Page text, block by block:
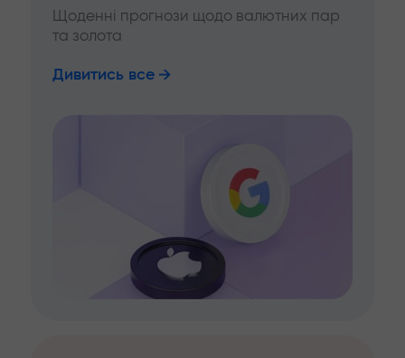
Щоденні прогнози щодо валютних пар
та золота
Дивитись все